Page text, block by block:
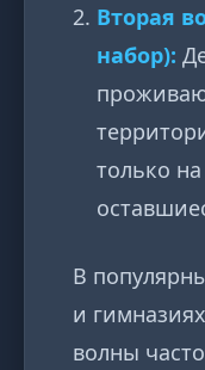
Вторая
набор):
только
В
и
волны